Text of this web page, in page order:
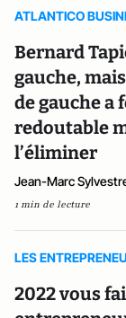
ATLANTICO
Bernard
gauche,
de gauche a
redoutable
l’éliminer
Jean-Marc
1 min de lecture
LES
2022 vous